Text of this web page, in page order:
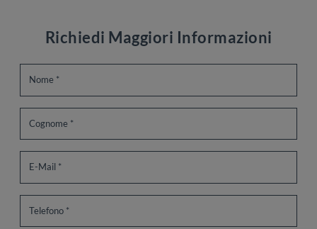
Richiedi Maggiori Informazioni